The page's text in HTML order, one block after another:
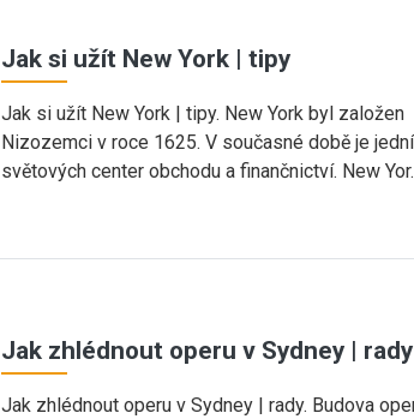
Jak si užít New York | tipy
Jak si užít New York | tipy. New York byl založen
Nizozemci v roce 1625. V současné době je
světových center obchodu a finančnictví. New
Jak zhlédnout operu v Sydney | rady
Jak zhlédnout operu v Sydney | rady. Budova